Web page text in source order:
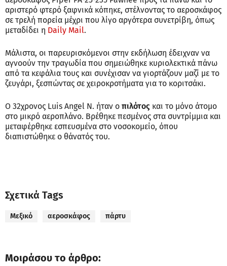
αριστερό φτερό ξαφνικά κόπηκε, στέλνοντας το αεροσκάφος
σε τρελή πορεία μέχρι που λίγο αργότερα συνετρίβη, όπως
μεταδίδει η Daily Mail.
Μάλιστα, οι παρευρισκόμενοι στην εκδήλωση έδειχναν να
αγνοούν την τραγωδία που σημειώθηκε κυριολεκτικά πάνω
από τα κεφάλια τους και συνέχισαν να γιορτάζουν μαζί με το
ζευγάρι, ξεσπώντας σε χειροκροτήματα για το κοριτσάκι.
Ο 32χρονος Luis Angel N. ήταν ο πιλότος και το μόνο άτομο
στο μικρό αεροπλάνο. Βρέθηκε πεσμένος στα συντρίμμια και
μεταφέρθηκε εσπευσμένα στο νοσοκομείο, όπου
διαπιστώθηκε ο θάνατός του.
Σχετικά Tags
Μεξικό αεροσκάφος πάρτυ
Μοιράσου το άρθρο: